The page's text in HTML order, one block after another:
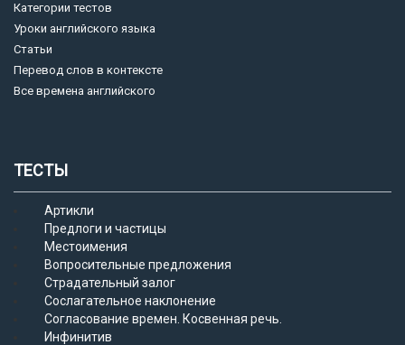
Категории тестов
Уроки английского языка
Статьи
Перевод слов в контексте
Все времена английского
ТЕСТЫ
Артикли
Предлоги и частицы
Местоимения
Вопросительные предложения
Страдательный залог
Сослагательное наклонение
Согласование времен. Косвенная речь.
Инфинитив